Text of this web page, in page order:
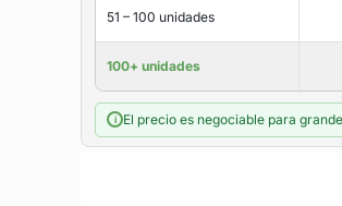
51 – 100 unidades
100+ unidades
i El precio es negociable para